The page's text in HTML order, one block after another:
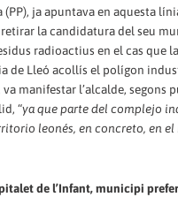
(PP), ja apuntava en aquesta
la candidatura del seu
radioactius en el cas que
de Lleó acollís el polígon
va manifestar l’alcalde, segons
“ya que parte del complejo
leonés, en concreto, en
de l’Infant, municipi